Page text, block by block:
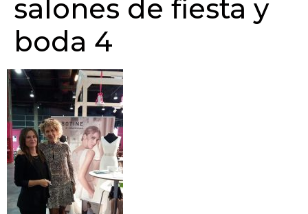
salones de fiesta y
boda 4